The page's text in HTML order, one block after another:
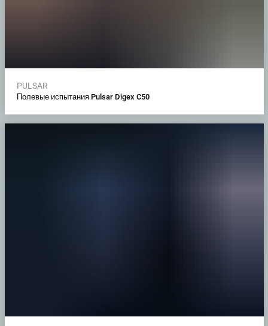
PULSAR
Полевые испытания Pulsar Digex C50